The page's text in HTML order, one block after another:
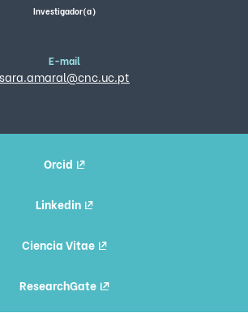
Investigador(a)
E-mail
sara.amaral@cnc.uc.pt
Orcid
Linkedin
Ciencia Vitae
ResearchGate